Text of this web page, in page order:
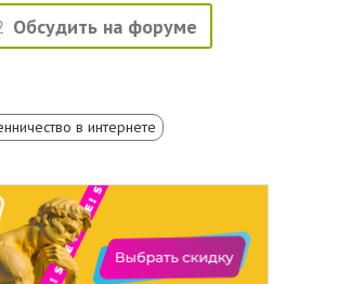
Обсудить на форуме
в интернете